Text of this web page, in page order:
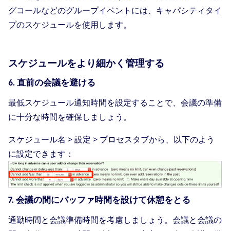
グコールなどのグループイベントには、キャパシティタイ
プのスケジュールを使用します。
スケジュールをより細かく管理する
6. 直前の会議を避ける
最低スケジュール通知時間を設定することで、会議の準備
に十分な時間を確保しましょう。
スケジュール名 > 設定 > プロセスタブから、以下のよう
に設定できます：
7. 会議の間にバッファ時間を設けて休憩をとる
通勤時間と会議準備時間を考慮しましょう。会議と会議の